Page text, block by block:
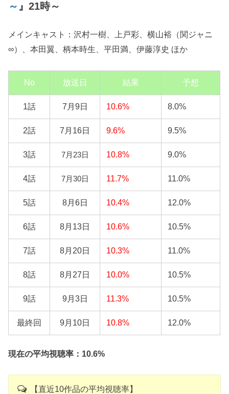
～ 』21時～
メインキャスト：沢村一樹、上戸彩、横山裕（関ジャニ
∞）
、本田翼、柄本時生、平田満、伊藤淳史 ほか
No 放送日 結果 予想
1話 7月9日 10.6% 8.0%
2話 7月16日 9.6% 9.5%
3話 7月23日 10.8% 9.0%
4話 7月30日 11.7% 11.0%
5話 8月6日 10.4% 12.0%
6話 8月13日 10.6% 10.5%
7話 8月20日 10.3% 11.0%
8話 8月27日 10.0% 10.5%
9話 9月3日 11.3% 10.5%
最終回 9月10日 10.8% 12.0%
現在の平均視聴率：10.6%
【直近10作品の平均視聴率】